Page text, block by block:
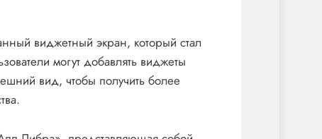
виджетный экран, который стал
могут добавлять виджеты
вид, чтобы получить более